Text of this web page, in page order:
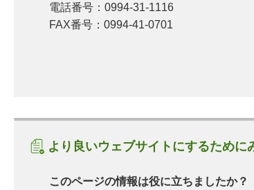
電話番号：0994-31-1116
FAX番号：0994-41-0701
より良いウェブサイトにするため
このページの情報は役に立ちましたか？